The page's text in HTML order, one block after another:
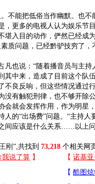
能把低俗当作幽默。也不
，更多的电视人认为娱乐节
堪入目的动作，俨然已经成
质问题，已经黔驴技穷了
也说：“随着播音员与主持
其中来，造成了目前这个队
不良反响，但这些情况通过
没有触犯刑律，也不够开除
会就会发挥作用，作为明星
“出场费”问题。“主持人
间应该是什么关系……以上
刚 ”,共找到 73,218 个相关网